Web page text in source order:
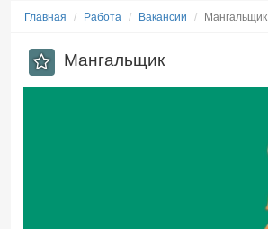
Главная Работа Вакансии Мангальщик
Мангальщик